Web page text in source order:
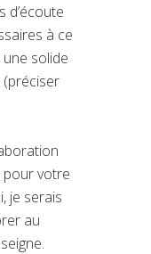
d’écoute
à ce
solide
pour votre
je serais
au